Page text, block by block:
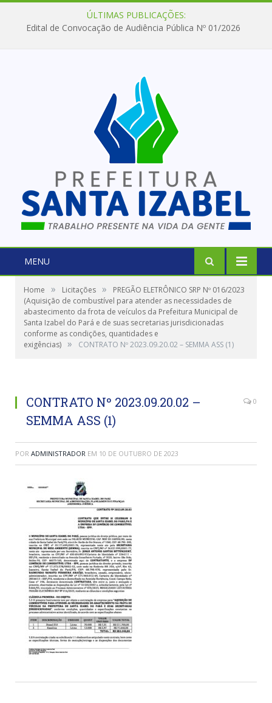
ÚLTIMAS PUBLICAÇÕES:
Edital de Convocação de Audiência Pública Nº 01/2026
MENU
Home » Licitações »
PREGÃO ELETRÔNICO SRP Nº 016/2023
(Aquisição de combustível para atender as necessidades de
abastecimento da frota de veículos da Prefeitura Municipal de
Santa Izabel do Pará e de suas secretarias jurisdicionadas
conforme as condições, quantidades e
exigências) » CONTRATO Nº 2023.09.20.02 – SEMMA ASS (1)
CONTRATO Nº 2023.09.20.02 –
SEMMA ASS (1)
0
POR ADMINISTRADOR EM 10 DE OUTUBRO DE 2023